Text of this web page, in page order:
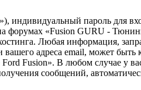
индивидуальный пароль для
форумах «Fusion GURU -
Любая информация,
адреса email, может быть
Fusion». В любом случае у
сообщений,